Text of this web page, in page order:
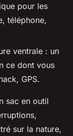
pour les
téléphone,
ventrale : un
ce dont vous
GPS.
sac en outil
sur la nature,